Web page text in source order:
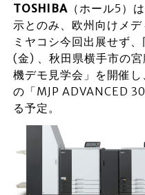
TOSHIBA（ホール5）
示とのみ、欧州向けメデ
ミヤコシ今回出展せず
(金) 、秋田県横手市の
機デモ見学会」を開催
の「MJP ADVANCED
る予定。